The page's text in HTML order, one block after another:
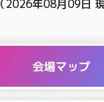
（2026年08月09日 現
会場マップ